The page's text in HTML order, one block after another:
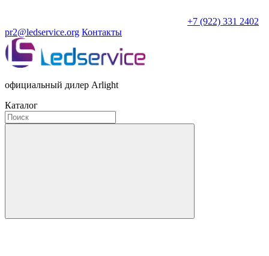
+7 (922) 331 2402
pr2@ledservice.org Контакты
официальный дилер Arlight
Каталог